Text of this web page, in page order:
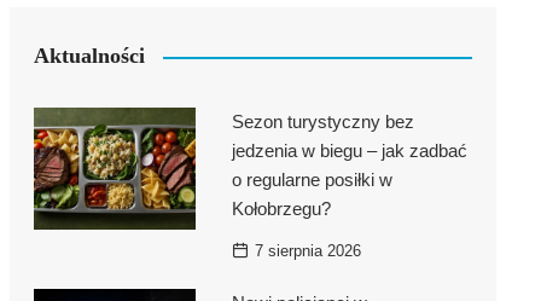
i
Aktualności
Sezon turystyczny bez
jedzenia w biegu – jak zadbać
o regularne posiłki w
Kołobrzegu?
7 sierpnia 2026